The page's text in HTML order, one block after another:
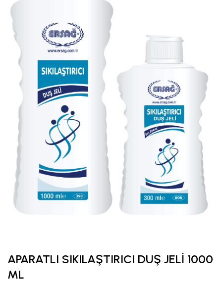
APARATLI SIKILAŞTIRICI DUŞ JELİ 1000
ML